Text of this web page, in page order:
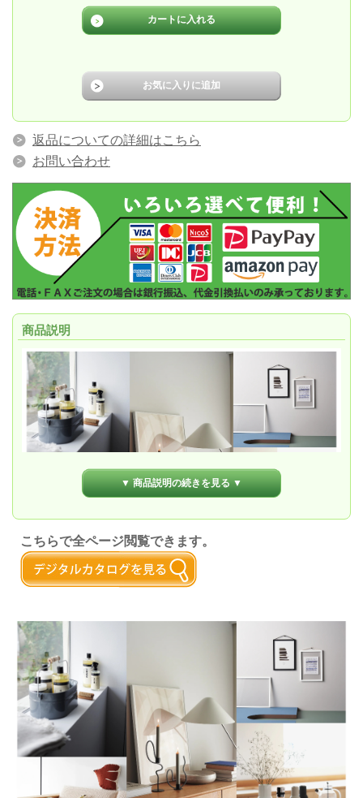
返品についての詳細はこちら
お問い合わせ
商品説明
▼ 商品説明の続きを見る ▼
こちらで全ページ閲覧できます。